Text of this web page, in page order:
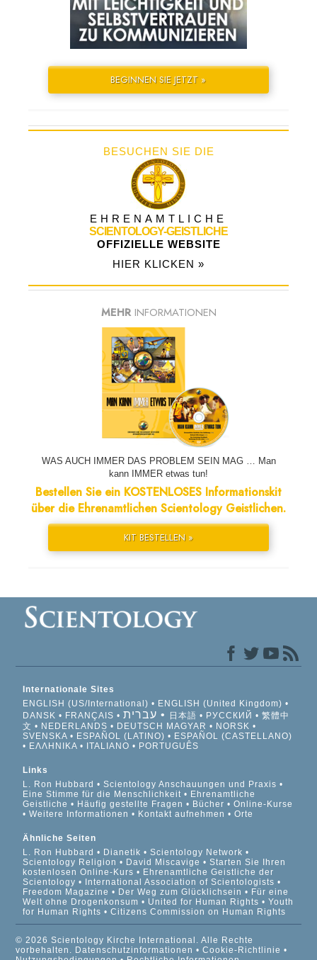
BEGINNEN SIE JETZT »
BESUCHEN SIE DIE
EHRENAMTLICHE
SCIENTOLOGY-GEISTLICHE
OFFIZIELLE WEBSITE
HIER KLICKEN »
MEHR INFORMATIONEN
WAS AUCH IMMER DAS PROBLEM SEIN MAG … Man
kann IMMER etwas tun!
Bestellen Sie ein KOSTENLOSES Informationskit
über die Ehrenamtlichen Scientology Geistlichen.
KIT BESTELLEN »
Internationale Sites
ENGLISH (US/International)
ENGLISH (United Kingdom)
DANSK
FRANÇAIS עברית 日本語 РУССКИЙ
繁體中
文
NEDERLANDS DEUTSCH MAGYAR
NORSK
SVENSKA
ESPAÑOL (LATINO)
ESPAÑOL (CASTELLANO)
ΕΛΛΗΝΙΚA
ITALIANO PORTUGUÊS
Links
L. Ron Hubbard
Scientology Anschauungen und Praxis
Eine Stimme für die Menschlichkeit
Ehrenamtliche
Geistliche
Häufig gestellte Fragen Bücher
Online-Kurse
Weitere Informationen
Kontakt aufnehmen Orte
Ähnliche Seiten
L. Ron Hubbard
Dianetik
Scientology Network
Scientology Religion
David Miscavige
Starten Sie Ihren
kostenlosen Online-Kurs
Ehrenamtliche Geistliche der
Scientology
International Association of Scientologists
Freedom Magazine
Der Weg zum Glücklichsein
Für eine
Welt ohne Drogenkonsum
United for Human Rights
Youth
for Human Rights
Citizens Commission on Human Rights
© 2026 Scientology Kirche International. Alle Rechte
vorbehalten. Datenschutzinformationen •Cookie-Richtlinie •